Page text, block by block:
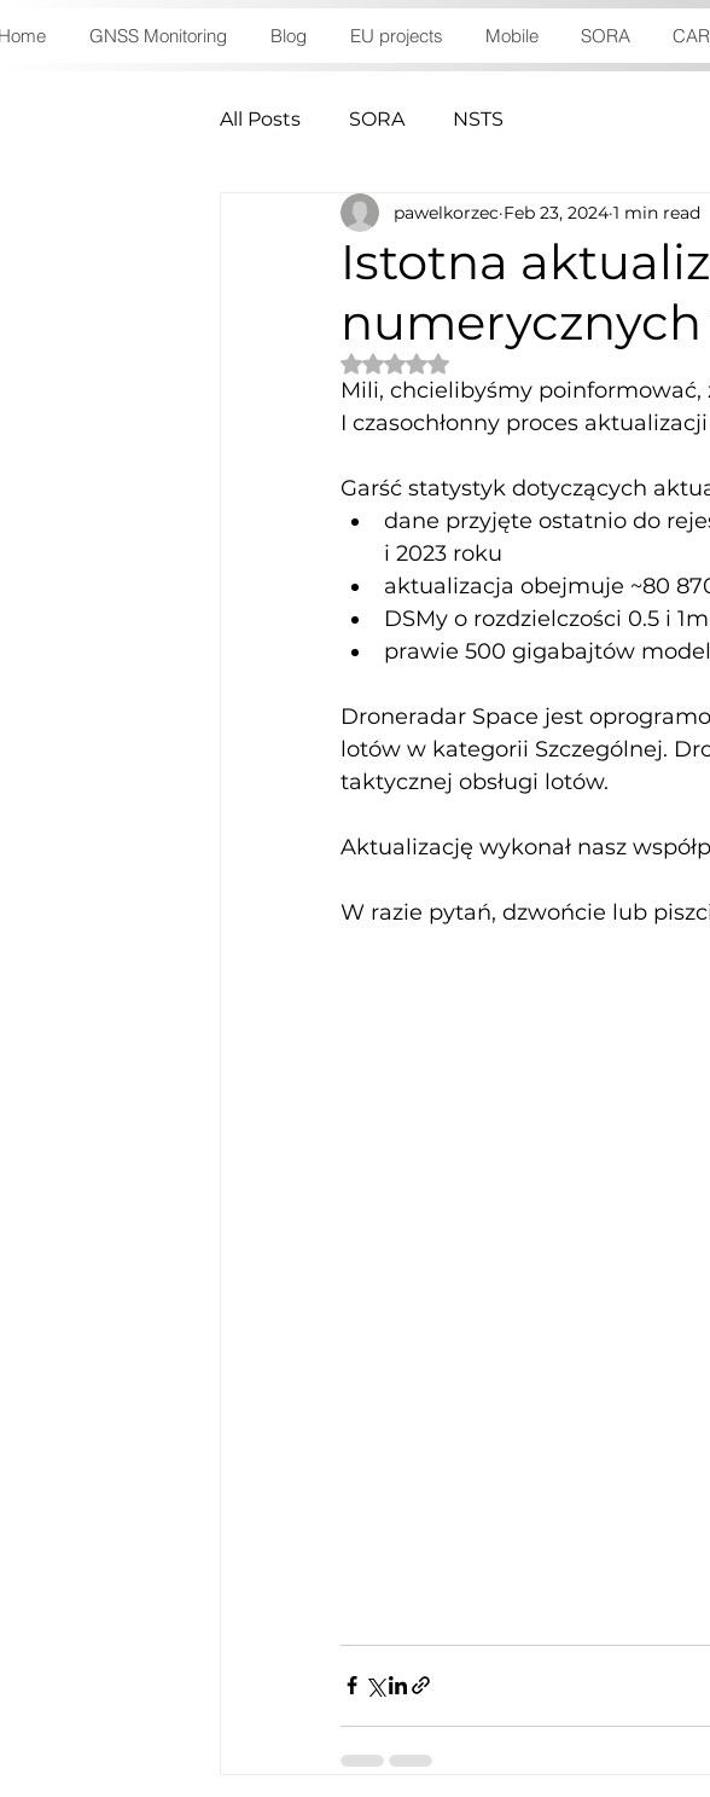
GNSS Monitoring Blog EU projects Mobile SORA
All Posts SORA NSTS
Istotna
pawelkorzec Feb 23, 2024 1 min read
Rated NaN out of 5 stars.
Mili, chcielibyśmy poinformować,
I czasochłonny proces
Garść statystyk dotyczących
dane przyjęte ostatnio do
i 2023 roku
aktualizacja obejmuje ~80
DSMy o rozdzielczości 0.5 i
prawie 500 gigabajtów
Droneradar Space jest
lotów w kategorii Szczególnej.
taktycznej obsługi lotów.
Aktualizację wykonał nasz
W razie pytań, dzwońcie lub